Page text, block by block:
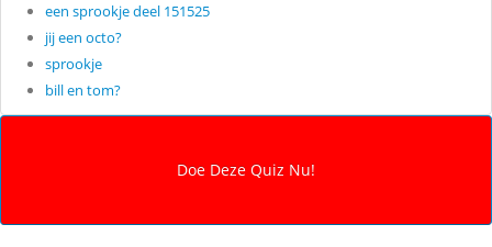
een sprookje deel 151525
jij een octo?
sprookje
bill en tom?